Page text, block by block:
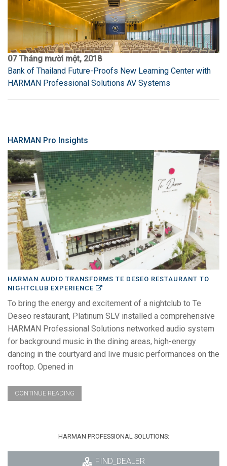
07 Tháng mười một, 2018
Bank of Thailand Future-Proofs New Learning Center with
HARMAN Professional Solutions AV Systems
HARMAN Pro Insights
HARMAN AUDIO TRANSFORMS TE DESEO RESTAURANT TO
NIGHTCLUB EXPERIENCE
To bring the energy and excitement of a nightclub to Te
Deseo restaurant, Platinum SLV installed a comprehensive
HARMAN Professional Solutions networked audio system
for background music in the dining areas, high-energy
dancing in the courtyard and live music performances on the
rooftop. Opened in
CONTINUE READING
HARMAN PROFESSIONAL SOLUTIONS:
FIND_DEALER